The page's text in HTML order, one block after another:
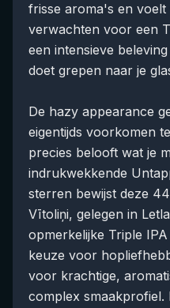
frisse aroma's en
verwachten voor een
een intensieve
doet grepen naar je
De hazy appearance
eigentijds voorkomen
precies belooft wat je
indrukwekkende
sterren bewijst deze
Vītoliņi, gelegen in
opmerkelijke Triple
keuze voor
voor krachtige,
complex smaakprofiel.